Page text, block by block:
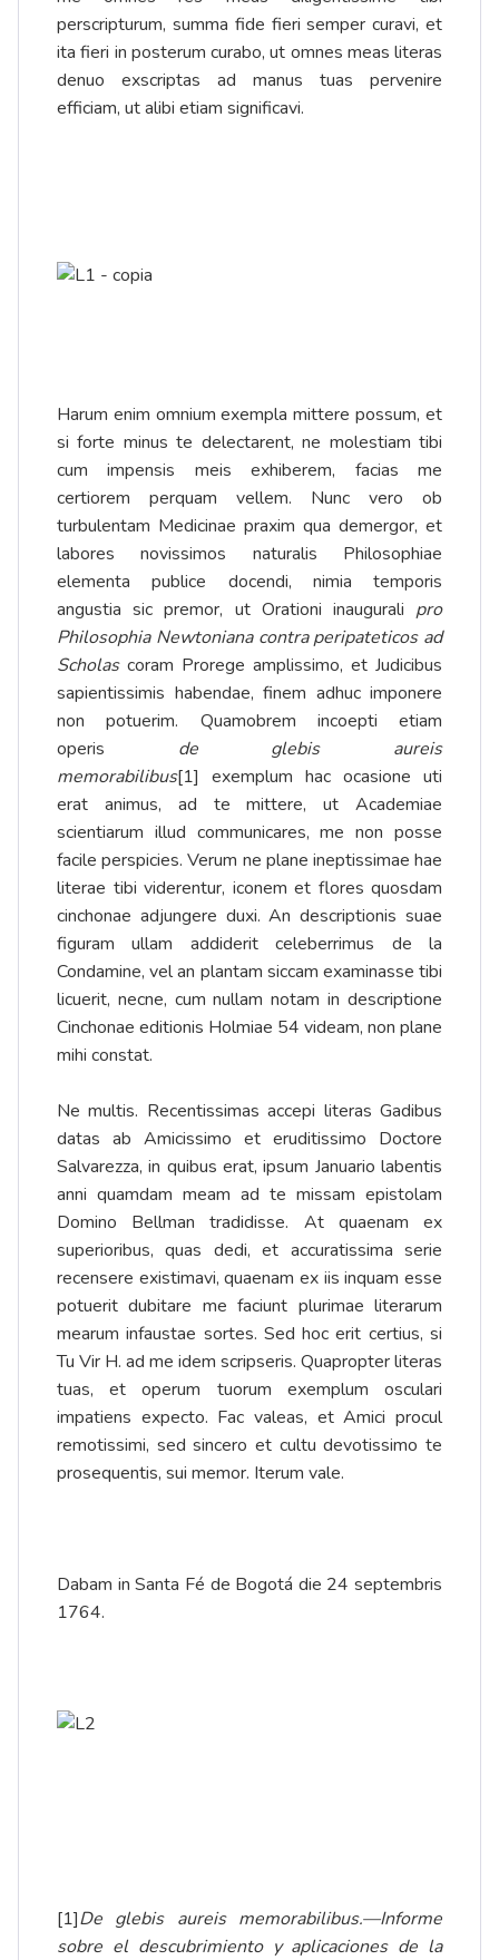
perscripturum, summa fide fieri semper curavi, et
ita fieri in posterum curabo, ut omnes meas literas
denuo exscriptas ad manus tuas pervenire
efficiam, ut alibi etiam significavi.
Harum enim omnium exempla mittere possum, et
si forte minus te delectarent, ne molestiam tibi
cum impensis meis exhiberem, facias me
certiorem perquam vellem. Nunc vero ob
turbulentam Medicinae praxim qua demergor, et
labores novissimos naturalis Philosophiae
elementa publice docendi, nimia temporis
angustia sic premor, ut Orationi inaugurali pro
Philosophia Newtoniana contra peripateticos ad
Scholas coram Prorege amplissimo, et Judicibus
sapientissimis habendae, finem adhuc imponere
non potuerim. Quamobrem incoepti etiam
operis de glebis aureis
memorabilibus[1] exemplum hac ocasione uti
erat animus, ad te mittere, ut Academiae
scientiarum illud communicares, me non posse
facile perspicies. Verum ne plane ineptissimae hae
literae tibi viderentur, iconem et flores quosdam
cinchonae adjungere duxi. An descriptionis suae
figuram ullam addiderit celeberrimus de la
Condamine, vel an plantam siccam examinasse tibi
licuerit, necne, cum nullam notam in descriptione
Cinchonae editionis Holmiae 54 videam, non plane
mihi constat.
Ne multis. Recentissimas accepi literas Gadibus
datas ab Amicissimo et eruditissimo Doctore
Salvarezza, in quibus erat, ipsum Januario labentis
anni quamdam meam ad te missam epistolam
Domino Bellman tradidisse. At quaenam ex
superioribus, quas dedi, et accuratissima serie
recensere existimavi, quaenam ex iis inquam esse
potuerit dubitare me faciunt plurimae literarum
mearum infaustae sortes. Sed hoc erit certius, si
Tu Vir H. ad me idem scripseris. Quapropter literas
tuas, et operum tuorum exemplum osculari
impatiens expecto. Fac valeas, et Amici procul
remotissimi, sed sincero et cultu devotissimo te
prosequentis, sui memor. Iterum vale.
Dabam in Santa Fé de Bogotá die 24 septembris
1764.
[1]De glebis aureis memorabilibus.—Informe
sobre el descubrimiento y aplicaciones de la